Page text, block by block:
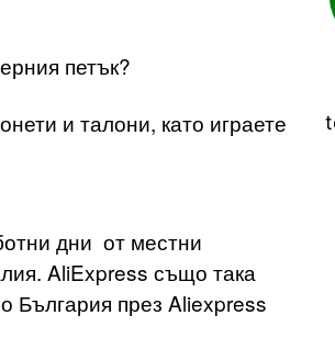
петък?
и талони, като играете
дни от местни
AliExpress също така
България през Aliexpress